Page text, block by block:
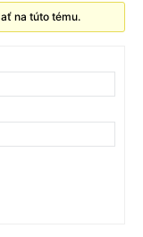
na túto tému.